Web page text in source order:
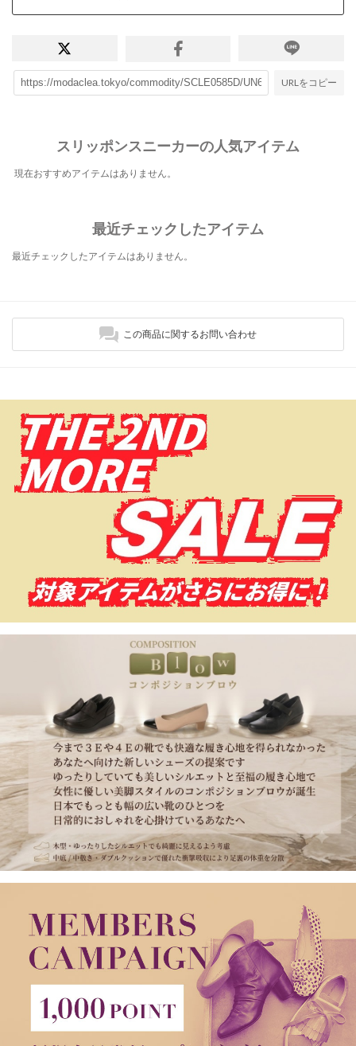
URLをコピー
スリッポンスニーカーの人気アイテム
現在おすすめアイテムはありません。
最近チェックしたアイテム
最近チェックしたアイテムはありません。
この商品に関するお問い合わせ